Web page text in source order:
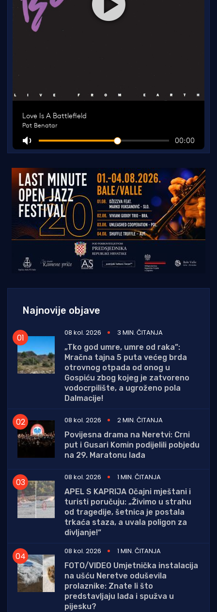
Najnovije objave
08 kol. 2026
3 MIN. ČITANJA
„Tko god umre, umre od raka”:
Mračna tajna 5 puta većeg brda
otrovnog otpada od onog u
Gospiću zbog kojeg je zatvoreno
vodocrpilište, a ugroženo pola
Dalmacije!
08 kol. 2026
2 MIN. ČITANJA
Povijesna drama na Neretvi: Crni
put i Gusari Komin podijelili pobjedu
na 29. Maratonu lađa
08 kol. 2026
1 MIN. ČITANJA
APEL S KAPRIJA Očajni mještani i
turisti poručuju: „Živimo u strahu
od tragedije, šetnica je postala
trkaća staza, a uvala poligon za
divljanje!“
08 kol. 2026
1 MIN. ČITANJA
FOTO/VIDEO Umjetnička instalacija
na ušću Neretve oduševila
prolaznike: Znate li što
predstavljaju lađa i spužva u
pijesku?